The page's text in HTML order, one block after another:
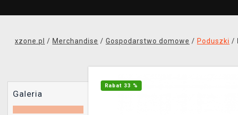
xzone.pl / Merchandise / Gospodarstwo domowe / Poduszki /
Galeria
Rabat 33 %